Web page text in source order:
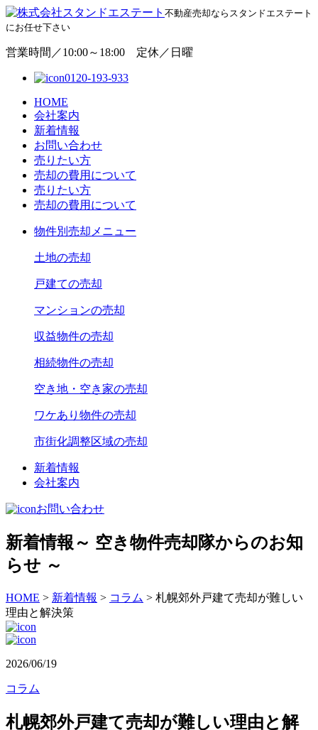
不動産売却ならスタンドエステート
にお任せ下さい
営業時間／10:00～18:00 定休／日曜
0120-193-933
HOME
会社案内
新着情報
お問い合わせ
売りたい方
売却の費用について
売りたい方
売却の費用について
物件別売却メニュー
土地の売却
戸建ての売却
マンションの売却
収益物件の売却
相続物件の売却
空き地・空き家の売却
ワケあり物件の売却
市街化調整区域の売却
新着情報
会社案内
お問い合わせ
新着情報 ～ 空き物件売却隊からのお知
らせ ～
HOME > 新着情報 > コラム > 札幌郊外戸建て売却が難しい
理由と解決策
2026/06/19
コラム
札幌郊外戸建て売却が難しい理由と解